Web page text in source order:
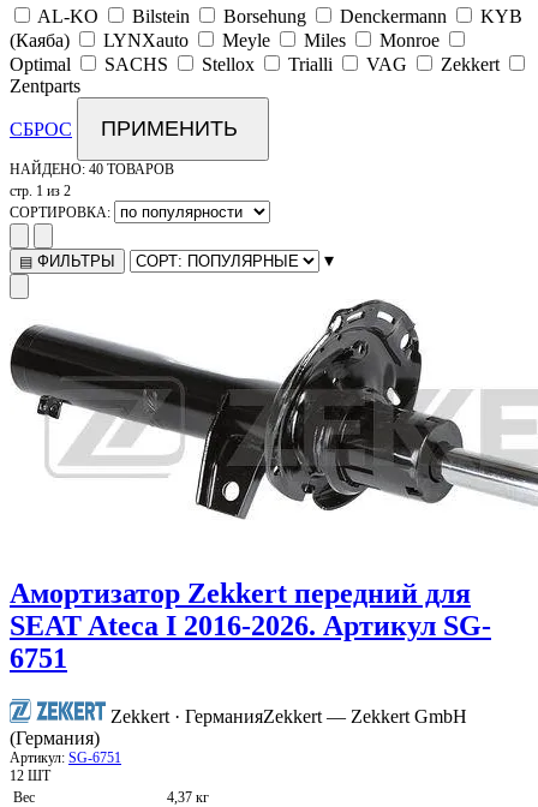
AL-KO Bilstein Borsehung Denckermann
KYB
(Каяба)
LYNXauto Meyle Miles
Monroe
Optimal
SACHS Stellox Trialli VAG
Zekkert
Zentparts
СБРОС ПРИМЕНИТЬ
НАЙДЕНО: 40 ТОВАРОВ
стр. 1 из 2
СОРТИРОВКА:
▤ ФИЛЬТРЫ ▾
Амортизатор Zekkert передний для
SEAT Ateca I 2016-2026. Артикул SG-
6751
Zekkert · ГерманияZekkert — Zekkert GmbH
(Германия)
Артикул: SG-6751
12 ШТ
Вес
4,37 кг